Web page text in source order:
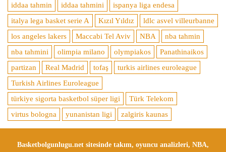
iddaa tahmin
iddaa tahmini
ispanya liga endesa
italya lega basket serie A
Kızıl Yıldız
ldlc asvel villeurbanne
los angeles lakers
Maccabi Tel Aviv NBA
nba tahmin
nba tahmini
olimpia milano olympiakos
Panathinaikos
partizan
Real Madrid tofaş
turkis airlines euroleague
Turkish Airlines Euroleague
türkiye sigorta basketbol süper ligi
Türk Telekom
virtus bologna
yunanistan ligi zalgiris kaunas
Basketbolgunlugu.net sitesinde takım, oyuncu analizleri, NBA,